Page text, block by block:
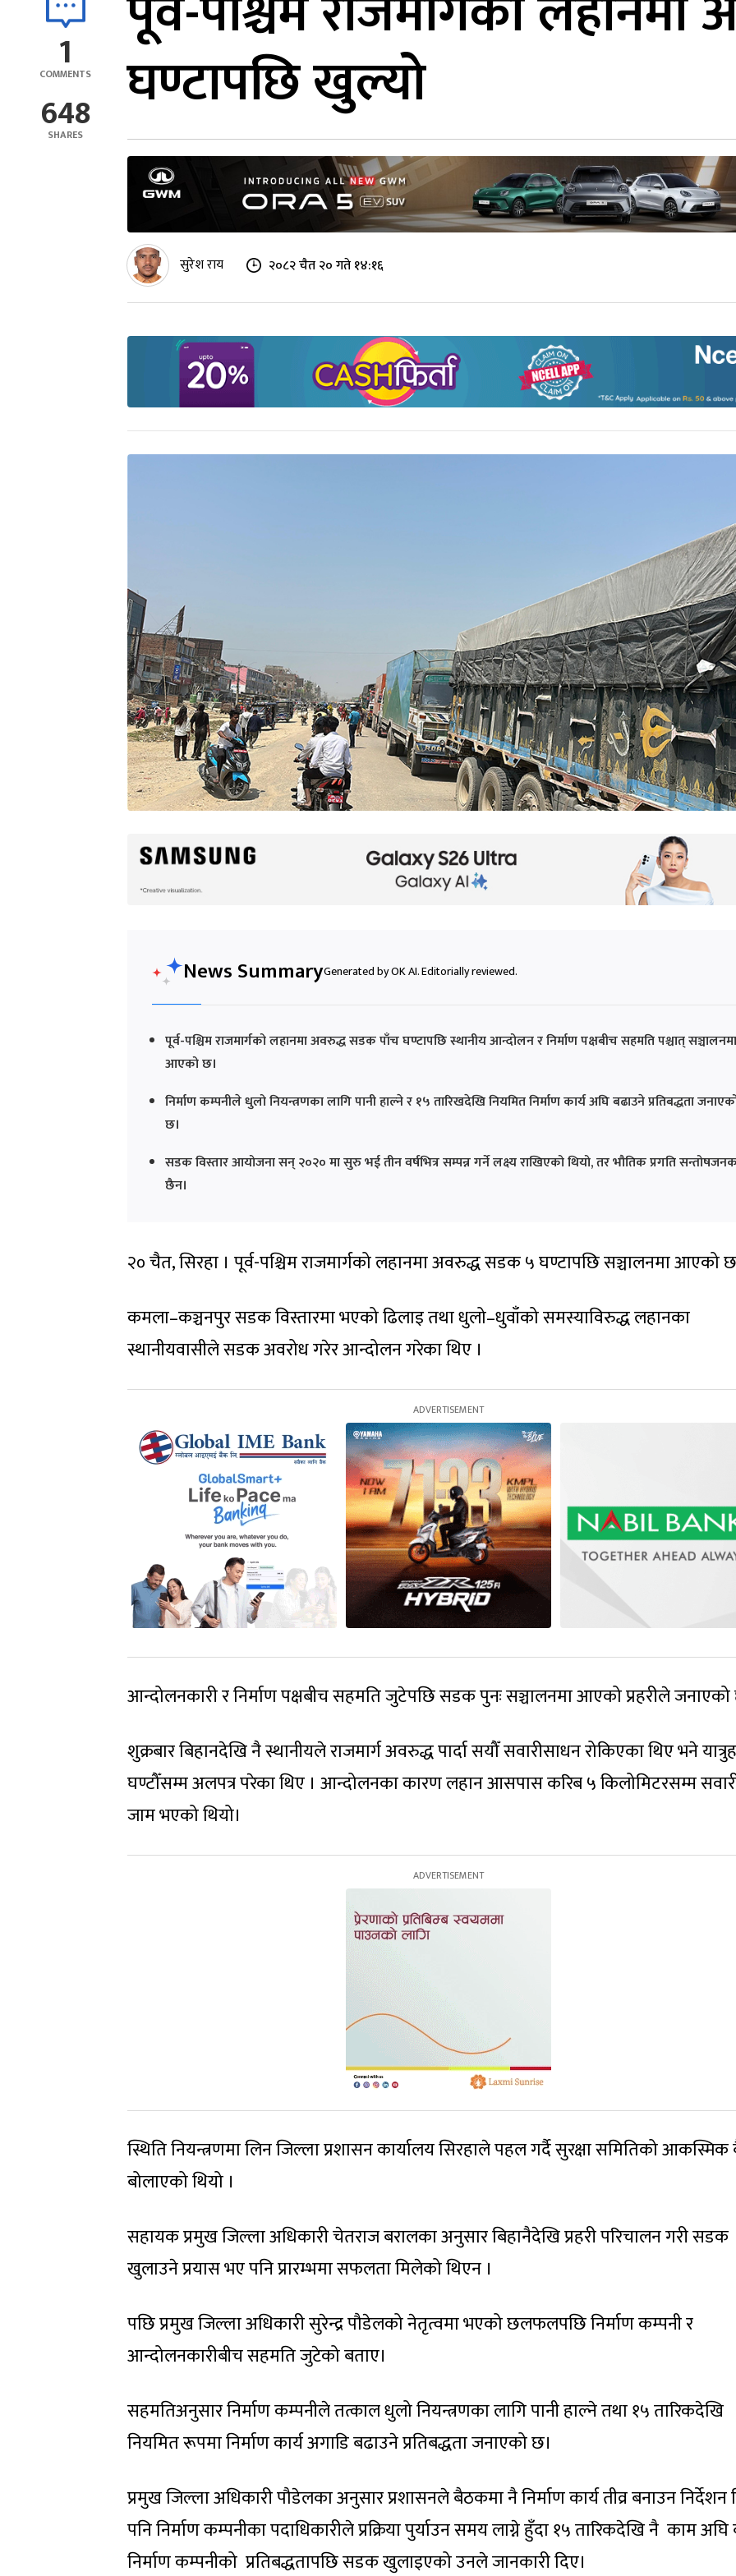
1
COMMENTS
648
SHARES
घण्टापछि खुल्यो
सुरेश राय २०८२ चैत २० गते १४:१६
News SummaryGenerated by OK AI. Editorially reviewed.
पूर्व-पश्चिम राजमार्गको लहानमा अवरुद्ध सडक पाँच घण्टापछि स्थानीय आन्दोलन र निर्माण पक्षबीच सहमति पश्चात् सञ्चालनमा
आएको छ।
निर्माण कम्पनीले धुलो नियन्त्रणका लागि पानी हाल्ने र १५ तारिखदेखि नियमित निर्माण कार्य अघि बढाउने प्रतिबद्धता
छ।
सडक विस्तार आयोजना सन् २०२० मा सुरु भई तीन वर्षभित्र सम्पन्न गर्ने लक्ष्य राखिएको थियो, तर भौतिक प्रगति
छैन।
२० चैत, सिरहा । पूर्व-पश्चिम राजमार्गको लहानमा अवरुद्ध सडक ५ घण्टापछि सञ्चालनमा आएको
कमला–कञ्चनपुर सडक विस्तारमा भएको ढिलाइ तथा धुलो–धुवाँको समस्याविरुद्ध लहानका
स्थानीयवासीले सडक अवरोध गरेर आन्दोलन गरेका थिए ।
आन्दोलनकारी र निर्माण पक्षबीच सहमति जुटेपछि सडक पुनः सञ्चालनमा आएको प्रहरीले
शुक्रबार बिहानदेखि नै स्थानीयले राजमार्ग अवरुद्ध पार्दा सयौँ सवारीसाधन रोकिएका थिए भने
घण्टौँसम्म अलपत्र परेका थिए । आन्दोलनका कारण लहान आसपास करिब ५ किलोमिटरसम्म
जाम भएको थियो।
स्थिति नियन्त्रणमा लिन जिल्ला प्रशासन कार्यालय सिरहाले पहल गर्दै सुरक्षा समितिको
बोलाएको थियो ।
सहायक प्रमुख जिल्ला अधिकारी चेतराज बरालका अनुसार बिहानैदेखि प्रहरी परिचालन गरी सडक
खुलाउने प्रयास भए पनि प्रारम्भमा सफलता मिलेको थिएन ।
पछि प्रमुख जिल्ला अधिकारी सुरेन्द्र पौडेलको नेतृत्वमा भएको छलफलपछि निर्माण कम्पनी र
आन्दोलनकारीबीच सहमति जुटेको बताए।
सहमतिअनुसार निर्माण कम्पनीले तत्काल धुलो नियन्त्रणका लागि पानी हाल्ने तथा १५ तारिकदेखि
नियमित रूपमा निर्माण कार्य अगाडि बढाउने प्रतिबद्धता जनाएको छ।
प्रमुख जिल्ला अधिकारी पौडेलका अनुसार प्रशासनले बैठकमा नै निर्माण कार्य तीव्र बनाउन निर्देशन
पनि निर्माण कम्पनीका पदाधिकारीले प्रक्रिया पुर्याउन समय लाग्ने हुँदा १५ तारिकदेखि नै काम
निर्माण कम्पनीको प्रतिबद्धतापछि सडक खुलाइएको उनले जानकारी दिए।